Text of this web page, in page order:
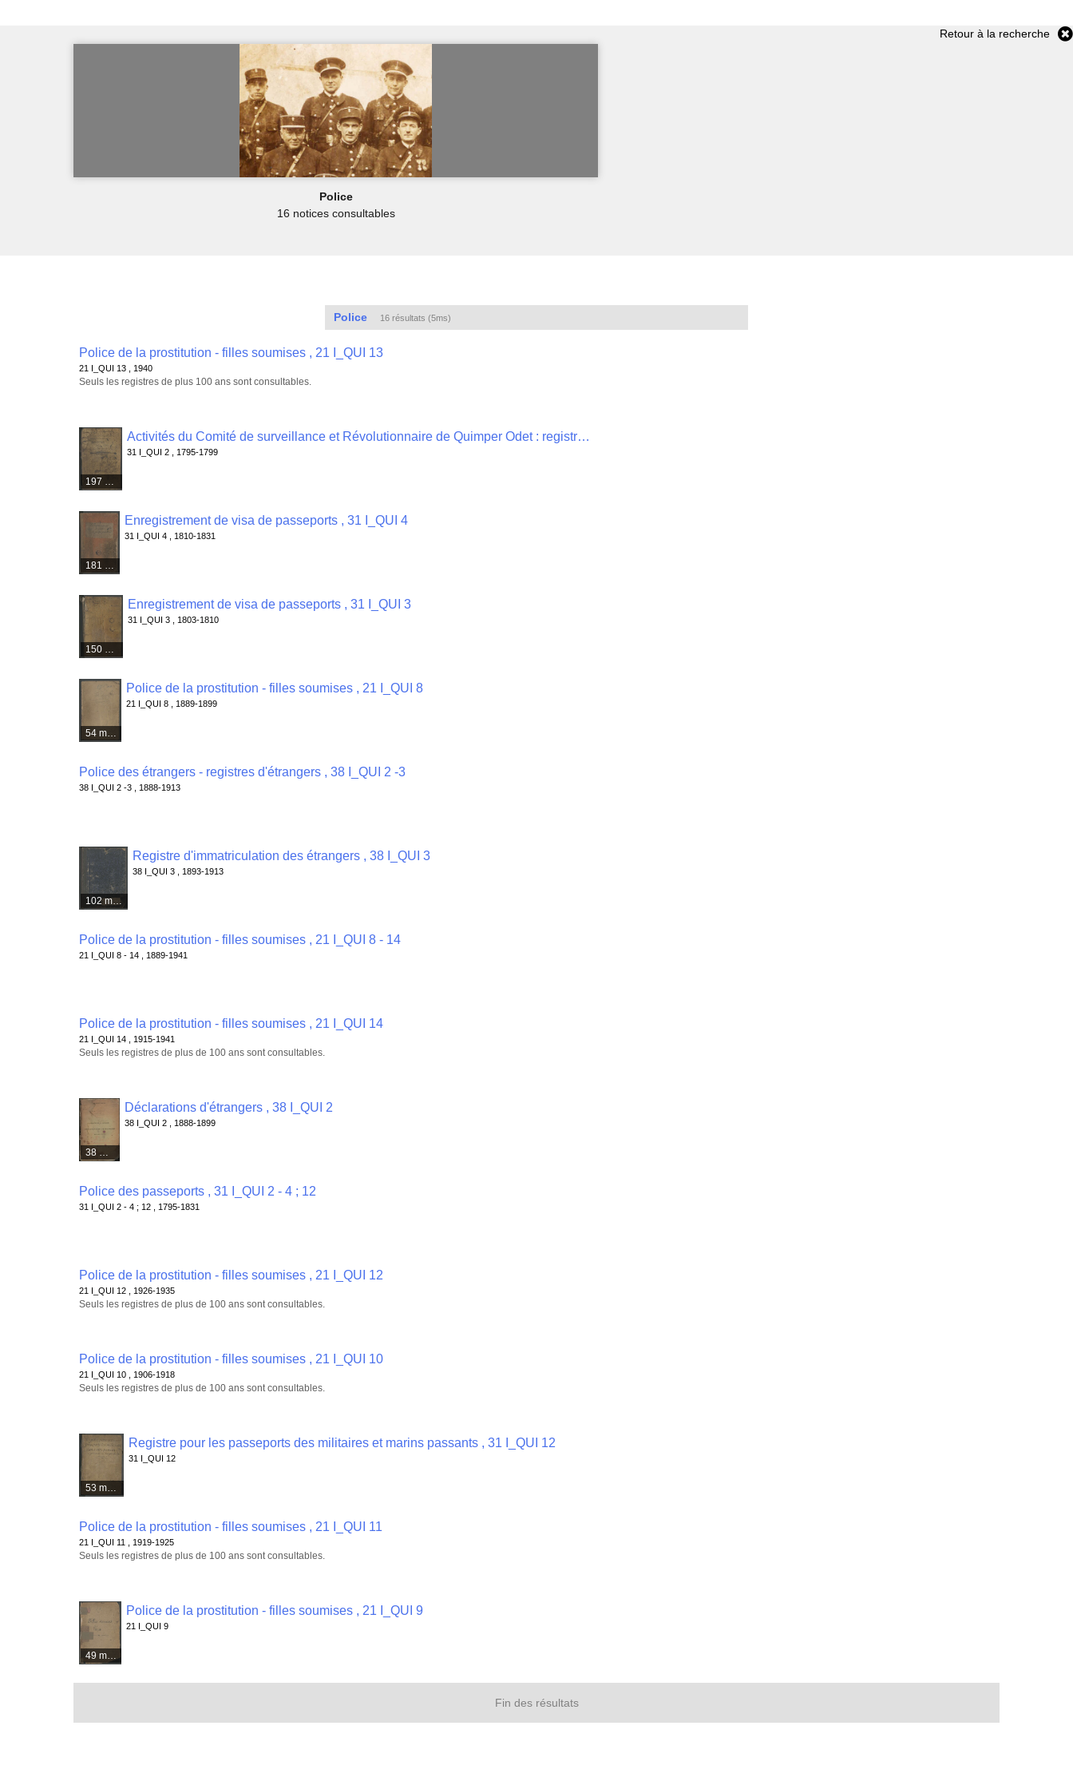
Retour à la recherche
Police
16 notices consultables
Police 16 résultats (5ms)
Police de la prostitution - filles soumises , 21 I_QUI 13
21 I_QUI 13 , 1940
Seuls les registres de plus 100 ans sont consultables.
197 médias
Activités du Comité de surveillance et Révolutionnaire de Quimper Odet : registre de contrôle des passeports , 31 I_QUI 2
31 I_QUI 2 , 1795-1799
181 médias
Enregistrement de visa de passeports , 31 I_QUI 4
31 I_QUI 4 , 1810-1831
150 médias
Enregistrement de visa de passeports , 31 I_QUI 3
31 I_QUI 3 , 1803-1810
54 médias
Police de la prostitution - filles soumises , 21 I_QUI 8
21 I_QUI 8 , 1889-1899
Police des étrangers - registres d'étrangers , 38 I_QUI 2 -3
38 I_QUI 2 -3 , 1888-1913
102 médias
Registre d'immatriculation des étrangers , 38 I_QUI 3
38 I_QUI 3 , 1893-1913
Police de la prostitution - filles soumises , 21 I_QUI 8 - 14
21 I_QUI 8 - 14 , 1889-1941
Police de la prostitution - filles soumises , 21 I_QUI 14
21 I_QUI 14 , 1915-1941
Seuls les registres de plus de 100 ans sont consultables.
38 médias
Déclarations d'étrangers , 38 I_QUI 2
38 I_QUI 2 , 1888-1899
Police des passeports , 31 I_QUI 2 - 4 ; 12
31 I_QUI 2 - 4 ; 12 , 1795-1831
Police de la prostitution - filles soumises , 21 I_QUI 12
21 I_QUI 12 , 1926-1935
Seuls les registres de plus de 100 ans sont consultables.
Police de la prostitution - filles soumises , 21 I_QUI 10
21 I_QUI 10 , 1906-1918
Seuls les registres de plus de 100 ans sont consultables.
53 médias
Registre pour les passeports des militaires et marins passants , 31 I_QUI 12
31 I_QUI 12
Police de la prostitution - filles soumises , 21 I_QUI 11
21 I_QUI 11 , 1919-1925
Seuls les registres de plus de 100 ans sont consultables.
49 médias
Police de la prostitution - filles soumises , 21 I_QUI 9
21 I_QUI 9
Fin des résultats